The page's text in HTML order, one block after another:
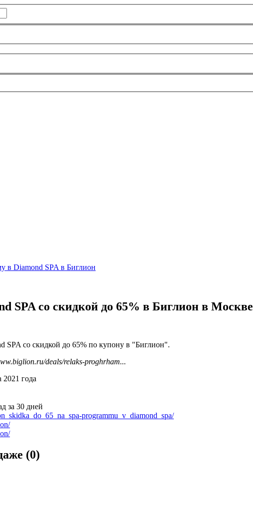
в Diamond SPA в Биглион
SPA со скидкой до 65% в Биглион в Москве
SPA со скидкой до 65% по купону в "Биглион".
deals/relaks-proghrham...
года
за 30 дней
programmu_v_diamond_spa/
(0)